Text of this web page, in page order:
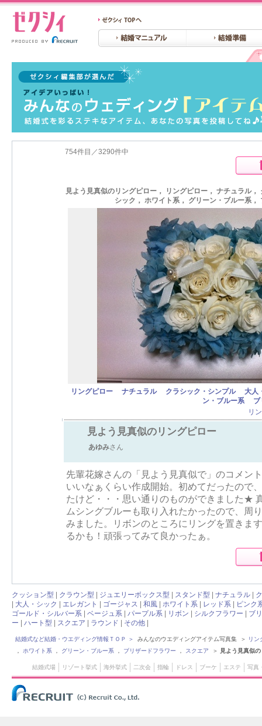
754件目／3290件中
見よう見真似のリングピロー， リングピロー， ナチュラル
シック， ホワイト系， グリーン・ブルー系
リングピロー ナチュラル クラシック・シンプル
大人
ン・ブルー系
ブ
リ
見よう見真似のリングピロー
あゆみさん
先輩花嫁さんの「見よう見真似で」のコメン
いいなぁくらい作成開始。初めてだったので
たけど・・・思い通りのものができました★
ムシングブルーも取り入れたかったので、周
みました。リボンのところにリングを置きま
るかも！頑張ってみて良かったぁ。
クッション型 クラウン型 ジュエリーボックス型 スタンド型 ナチュラル
大人・シック エレガント ゴージャス 和風 ホワイト系 レッド系
ピンク
ゴールド・シルバー系
ベージュ系 パープル系 リボン シルクフラワー
ブ
ー
ハート型 スクエア ラウンド その他
結婚式など結婚・ウエディング情報ＴＯＰ ＞ みんなのウエディングアイテム写真集 ＞
リン
ホワイト系 グリーン・ブルー系 ブリザードフラワー スクエア ＞ 見よう見真似
結婚式場 リゾート挙式 海外挙式 二次会 指輪 ドレス ブーケ エステ 写真